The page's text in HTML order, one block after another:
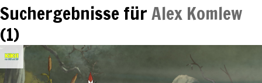
Suchergebnisse fürAlex Komlew
(1)